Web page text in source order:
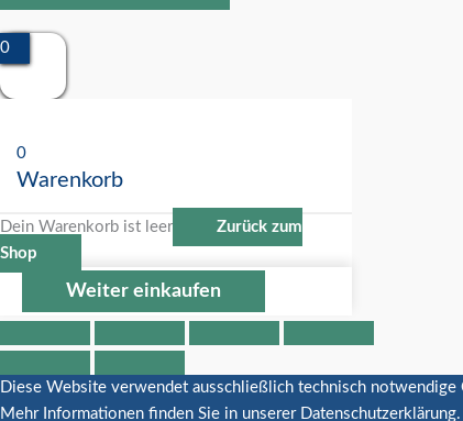
0
0
Warenkorb
Dein Warenkorb ist leer
Zurück zum
Shop
Weiter einkaufen
Diese Website verwendet ausschließlich technisch
Mehr Informationen finden Sie in unserer Datenschutzerklärung.